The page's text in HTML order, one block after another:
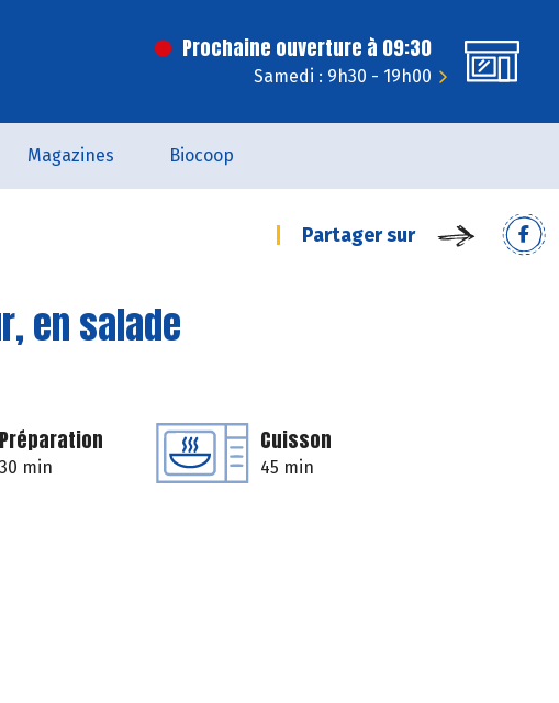
Prochaine ouverture à 09:30
Samedi : 9h30 - 19h00
Magazines Biocoop
Partager sur
en salade
Préparation
30 min
Cuisson
45 min